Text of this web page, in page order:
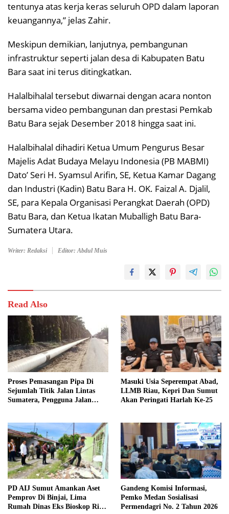
tentunya atas kerja keras seluruh OPD dalam laporan
keuangannya,” jelas Zahir.
Meskipun demikian, lanjutnya, pembangunan
infrastruktur seperti jalan desa di Kabupaten Batu
Bara saat ini terus ditingkatkan.
Halalbihalal tersebut diwarnai dengan acara nonton
bersama video pembangunan dan prestasi Pemkab
Batu Bara sejak Desember 2018 hingga saat ini.
Halalbihalal dihadiri Ketua Umum Pengurus Besar
Majelis Adat Budaya Melayu Indonesia (PB MABMI)
Dato’ Seri H. Syamsul Arifin, SE, Ketua Kamar Dagang
dan Industri (Kadin) Batu Bara H. OK. Faizal A. Djalil,
SE, para Kepala Organisasi Perangkat Daerah (OPD)
Batu Bara, dan Ketua Ikatan Muballigh Batu Bara-
Sumatera Utara.
Writer: Redaksi Editor: Abdul Muis
Read Also
Proses Pemasangan Pipa Di
Sejumlah Titik Jalan Lintas
Sumatera, Pengguna Jalan
Masuki Usia Seperempat Abad,
LLMB Riau, Kepri Dan Sumut
Akan Peringati Harlah Ke-25
PD AIJ Sumut Amankan Aset
Pemprov Di Binjai, Lima
Rumah Dinas Eks Bioskop Ria
Gandeng Komisi Informasi,
Pemko Medan Sosialisasi
Permendagri No. 2 Tahun 2026